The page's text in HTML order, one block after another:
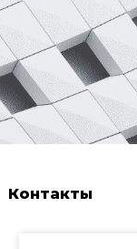
Контакты